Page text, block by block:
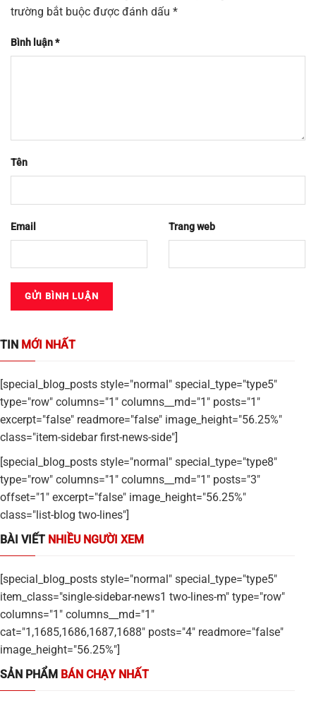
trường bắt buộc được đánh dấu *
Bình luận*
Tên
Email Trang web
TIN MỚI NHẤT
[special_blog_posts style="normal" special_type="type5"
type="row" columns="1" columns__md="1" posts="1"
excerpt="false" readmore="false" image_height="56.25%"
class="item-sidebar first-news-side"]
[special_blog_posts style="normal" special_type="type8"
type="row" columns="1" columns__md="1" posts="3"
offset="1" excerpt="false" image_height="56.25%"
class="list-blog two-lines"]
BÀI VIẾT NHIỀU NGƯỜI XEM
[special_blog_posts style="normal" special_type="type5"
item_class="single-sidebar-news1 two-lines-m" type="row"
columns="1" columns__md="1"
cat="1,1685,1686,1687,1688" posts="4" readmore="false"
image_height="56.25%"]
SẢN PHẨM BÁN CHẠY NHẤT